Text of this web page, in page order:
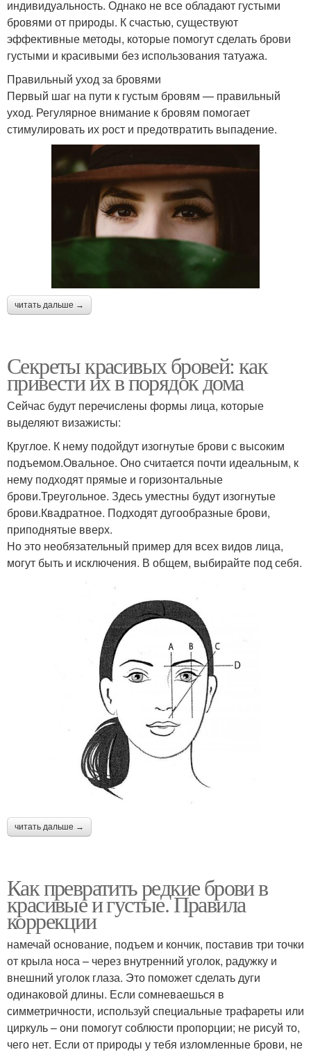
индивидуальность. Однако не все обладают густыми
бровями от природы. К счастью, существуют
эффективные методы, которые помогут сделать брови
густыми и красивыми без использования татуажа.
Правильный уход за бровями
Первый шаг на пути к густым бровям — правильный
уход. Регулярное внимание к бровям помогает
стимулировать их рост и предотвратить выпадение.
читать дальше →
Секреты красивых бровей: как
привести их в порядок дома
Сейчас будут перечислены формы лица, которые
выделяют визажисты:
Круглое. К нему подойдут изогнутые брови с высоким
подъемом.Овальное. Оно считается почти идеальным, к
нему подходят прямые и горизонтальные
брови.Треугольное. Здесь уместны будут изогнутые
брови.Квадратное. Подходят дугообразные брови,
приподнятые вверх.
Но это необязательный пример для всех видов лица,
могут быть и исключения. В общем, выбирайте под себя.
читать дальше →
Как превратить редкие брови в
красивые и густые. Правила
коррекции
намечай основание, подъем и кончик, поставив три точки
от крыла носа – через внутренний уголок, радужку и
внешний уголок глаза. Это поможет сделать дуги
одинаковой длины. Если сомневаешься в
симметричности, используй специальные трафареты или
циркуль – они помогут соблюсти пропорции; не рисуй то,
чего нет. Если от природы у тебя изломленные брови, не